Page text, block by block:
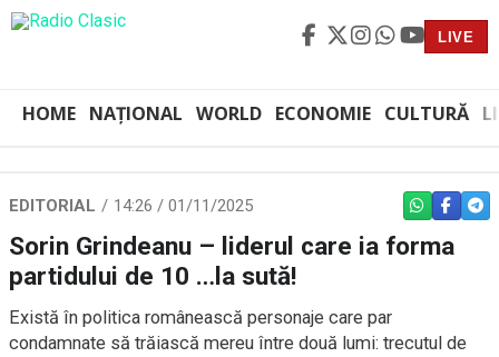
LIVE
HOME NAȚIONAL WORLD ECONOMIE CULTURĂ
EDITORIAL 14:26 / 01/11/2025 WHATSAPP
Sorin Grindeanu – liderul care ia forma
partidului de 10 …la sută!
Există în politica românească personaje care par
condamnate să trăiască mereu între două lumi: trecutul de